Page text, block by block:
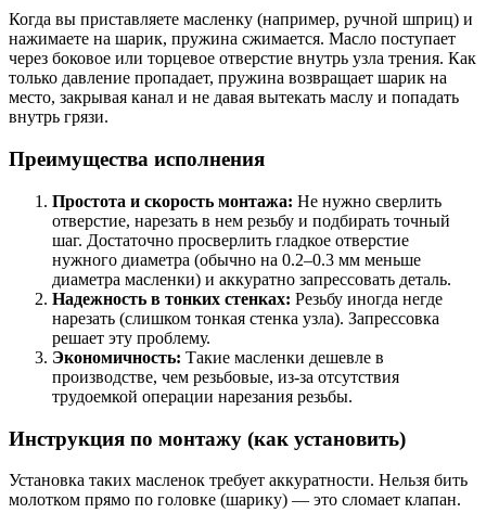
Когда вы приставляете масленку (например, ручной шприц) и
нажимаете на шарик, пружина сжимается. Масло поступает
через боковое или торцевое отверстие внутрь узла трения. Как
только давление пропадает, пружина возвращает шарик на
место, закрывая канал и не давая вытекать маслу и попадать
внутрь грязи.
Преимущества исполнения
Простота и скорость монтажа: Не нужно сверлить
отверстие, нарезать в нем резьбу и подбирать точный
шаг. Достаточно просверлить гладкое отверстие
нужного диаметра (обычно на 0.2–0.3 мм меньше
диаметра масленки) и аккуратно запрессовать деталь.
Надежность в тонких стенках: Резьбу иногда негде
нарезать (слишком тонкая стенка узла). Запрессовка
решает эту проблему.
Экономичность: Такие масленки дешевле в
производстве, чем резьбовые, из-за отсутствия
трудоемкой операции нарезания резьбы.
Инструкция по монтажу (как установить)
Установка таких масленок требует аккуратности. Нельзя бить
молотком прямо по головке (шарику) — это сломает клапан.